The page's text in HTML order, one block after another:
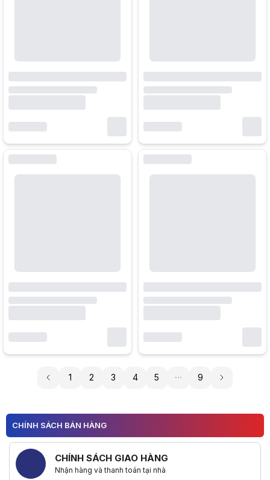
1 2 3 4 5 9
CHÍNH SÁCH BÁN HÀNG
CHÍNH SÁCH GIAO HÀNG
Nhận hàng và thanh toán tại nhà